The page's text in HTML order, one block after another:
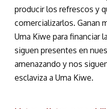
producir los refrescos y
comercializarlos. Ganan
Uma Kiwe para financiar
siguen presentes en
amenazando y nos
esclaviza a Uma Kiwe.